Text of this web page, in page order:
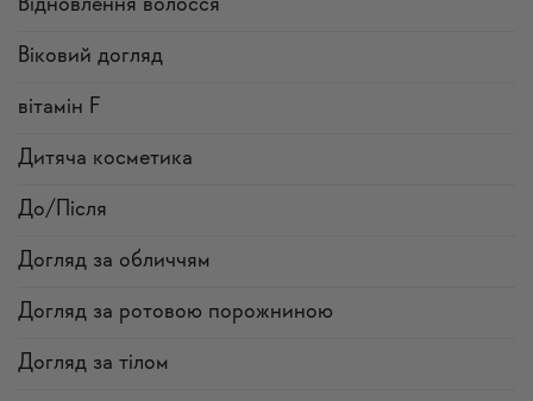
Відновлення волосся
Віковий догляд
вітамін F
Дитяча косметика
До/Після
Догляд за обличчям
Догляд за ротовою порожниною
Догляд за тілом